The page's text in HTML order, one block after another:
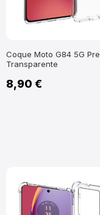
Coque Moto G84 5G
Transparente
8,90 €